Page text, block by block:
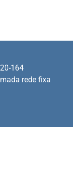
164
rede fixa